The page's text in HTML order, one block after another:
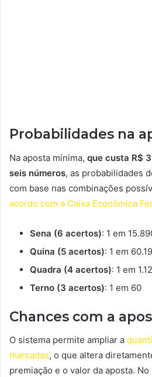
Probabilidades na
Na aposta mínima, que custa R$
seis números, as probabilidades
com base nas combinações
acordo com a Caixa Econômica
Sena (6 acertos): 1 em
Quina (5 acertos): 1 em
Quadra (4 acertos): 1 em
Terno (3 acertos): 1 em 60
Chances com a
O sistema permite ampliar a
marcadas, o que altera
premiação e o valor da aposta.